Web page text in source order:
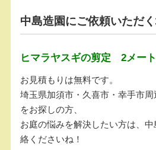
中島造園にご依頼いただ
ヒマラヤスギの剪定 2メー
お見積もりは無料です。
埼玉県加須市・久喜市・幸手市
をお探しの方、
お庭の悩みを解決したい方は、
絡くださいね！